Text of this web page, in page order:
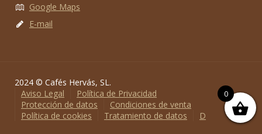
Google Maps
E-mail
2024 © Cafés Hervás, SL.
Aviso Legal
Política de Privacidad
Protección de datos
Condiciones de venta
Política de cookies
Tratamiento de datos D
0